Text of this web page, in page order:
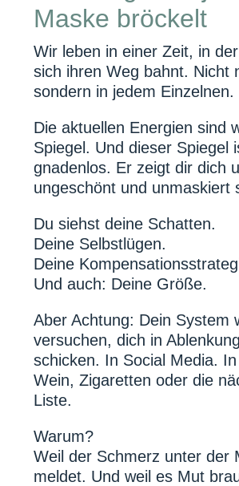
Maske bröckelt
Wir leben in einer Zeit, in
sich ihren Weg bahnt. Nicht
sondern in jedem Einzelnen.
Die aktuellen Energien sind
Spiegel. Und dieser Spiegel
gnadenlos. Er zeigt dir dich
ungeschönt und unmaskiert
Du siehst deine Schatten.
Deine Selbstlügen.
Deine
Und auch: Deine Größe.
Aber Achtung: Dein System
versuchen, dich in
schicken. In Social Media.
Wein, Zigaretten oder die
Liste.
Warum?
Weil der Schmerz unter der
meldet. Und weil es Mut